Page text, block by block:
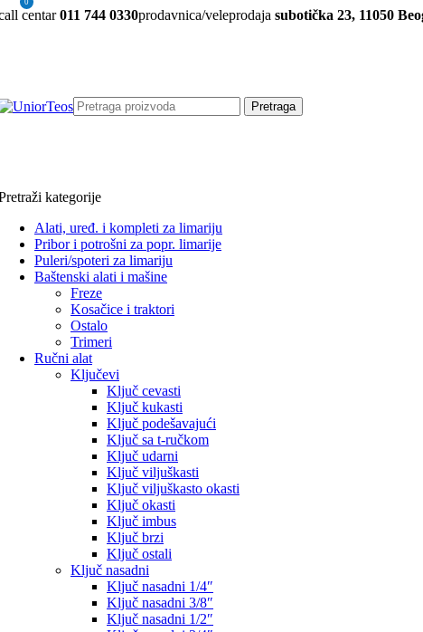
centar011 744 0330prodavnica/veleprodaja subotička 23, 11050
Pretraga
kategorije
Alati, uređ. i kompleti za limariju
Pribor i potrošni za popr. limarije
Puleri/spoteri za limariju
Baštenski alati i mašine
Freze
Kosačice i traktori
Ostalo
Trimeri
Ručni alat
Ključevi
Ključ cevasti
Ključ kukasti
Ključ podešavajući
Ključ sa t-ručkom
Ključ udarni
Ključ viljuškasti
Ključ viljuškasto okasti
Ključ okasti
Ključ imbus
Ključ brzi
Ključ ostali
Ključ nasadni
Ključ nasadni 1/4″
Ključ nasadni 3/8″
Ključ nasadni 1/2″
0